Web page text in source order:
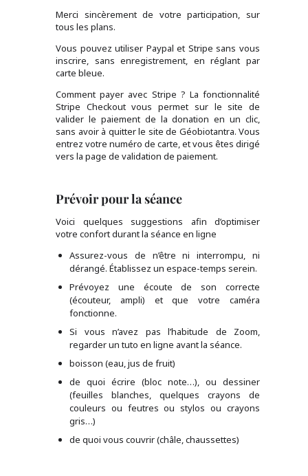
Merci sincèrement de votre participation, sur
tous les plans.
Vous pouvez utiliser Paypal et Stripe sans vous
inscrire, sans enregistrement, en réglant par
carte bleue.
Comment payer avec Stripe ? La fonctionnalité
Stripe Checkout vous permet sur le site de
valider le paiement de la donation en un clic,
sans avoir à quitter le site de Géobiotantra. Vous
entrez votre numéro de carte, et vous êtes dirigé
vers la page de validation de paiement.
Prévoir pour la séance
Voici quelques suggestions afin d’optimiser
votre confort durant la séance en ligne
Assurez-vous de n’être ni interrompu, ni
dérangé. Établissez un espace-temps serein.
Prévoyez une écoute de son correcte
(écouteur, ampli) et que votre caméra
fonctionne.
Si vous n’avez pas l’habitude de Zoom,
regarder un tuto en ligne avant la séance.
boisson (eau, jus de fruit)
de quoi écrire (bloc note…), ou dessiner
(feuilles blanches, quelques crayons de
couleurs ou feutres ou stylos ou crayons
gris…)
de quoi vous couvrir (châle, chaussettes)